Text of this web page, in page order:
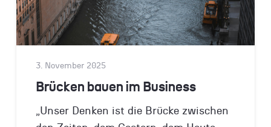
3. November 2025
Brücken bauen im Business
„Unser Denken ist die Brücke zwischen